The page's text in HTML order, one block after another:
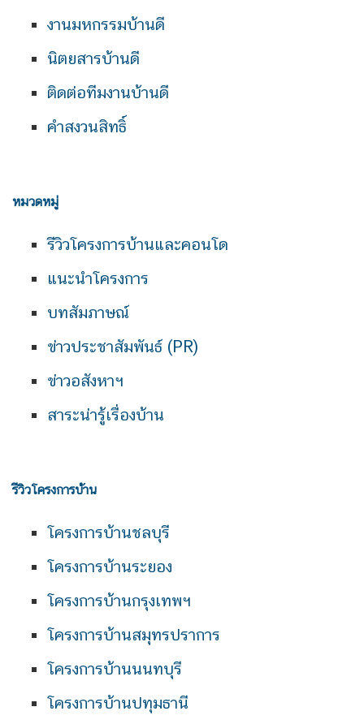
งานมหกรรมบ้านดี
นิตยสารบ้านดี
ติดต่อทีมงานบ้านดี
คำสงวนสิทธิ์
หมวดหมู่
รีวิวโครงการบ้านและคอนโด
แนะนำโครงการ
บทสัมภาษณ์
ข่าวประชาสัมพันธ์ (PR)
ข่าวอสังหาฯ
สาระน่ารู้เรื่องบ้าน
รีวิวโครงการบ้าน
โครงการบ้านชลบุรี
โครงการบ้านระยอง
โครงการบ้านกรุงเทพฯ
โครงการบ้านสมุทรปราการ
โครงการบ้านนนทบุรี
โครงการบ้านปทุมธานี